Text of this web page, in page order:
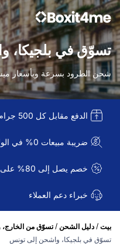
تسوّق في بلجيكا،
شحن الطرود بسرعة وبأسعار
الدفع مقابل كل 500 جرام
ضريبة مبيعات 0% في الولايات المتحدة
خصم يصل إلى 80% على الشحن
خبراء دعم العملاء
بيت / دليل الشحن / تسوّق من الخارج،
تسوّق في بلجيكا، واشحن إلى تونس